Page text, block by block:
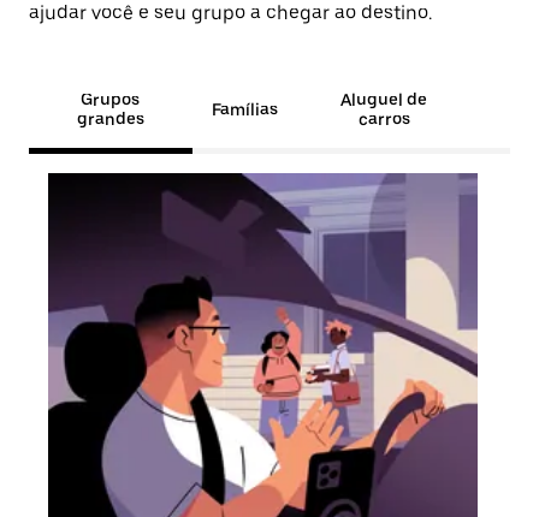
ajudar você e seu grupo a chegar ao destino.
Grupos
grandes
Famílias
Aluguel de
carros